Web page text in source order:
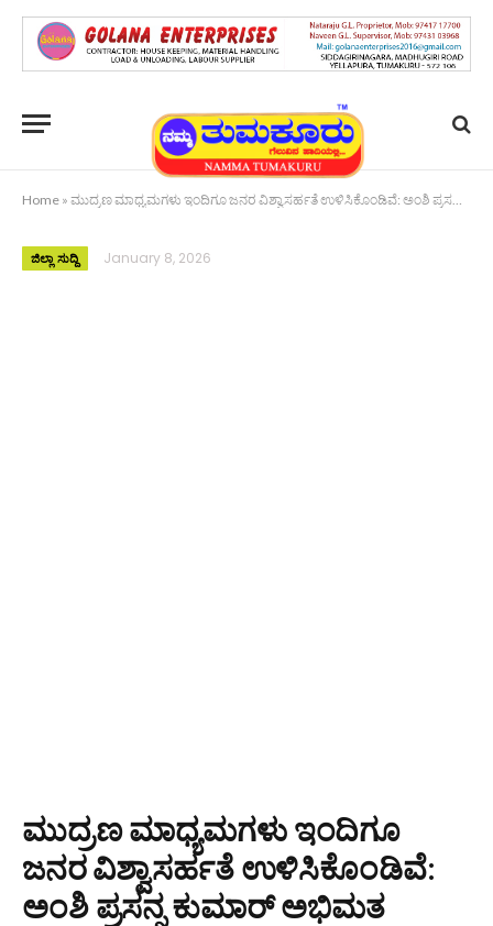
Home » ಮುದ್ರಣ ಮಾಧ್ಯಮಗಳು ಇಂದಿಗೂ ಜನರ ವಿಶ್ವಾಸರ್ಹತೆ ಉಳಿಸಿಕೊಂಡಿವೆ: ಅಂಶಿ ಪ್ರಸನ್ನ ಕುಮಾರ್ ಅಭಿಮತ
ಜಿಲ್ಲಾ ಸುದ್ದಿ January 8, 2026
ಮುದ್ರಣ ಮಾಧ್ಯಮಗಳು ಇಂದಿಗೂ
ಜನರ ವಿಶ್ವಾಸರ್ಹತೆ ಉಳಿಸಿಕೊಂಡಿವೆ:
ಅಂಶಿ ಪ್ರಸನ್ನ ಕುಮಾರ್ ಅಭಿಮತ